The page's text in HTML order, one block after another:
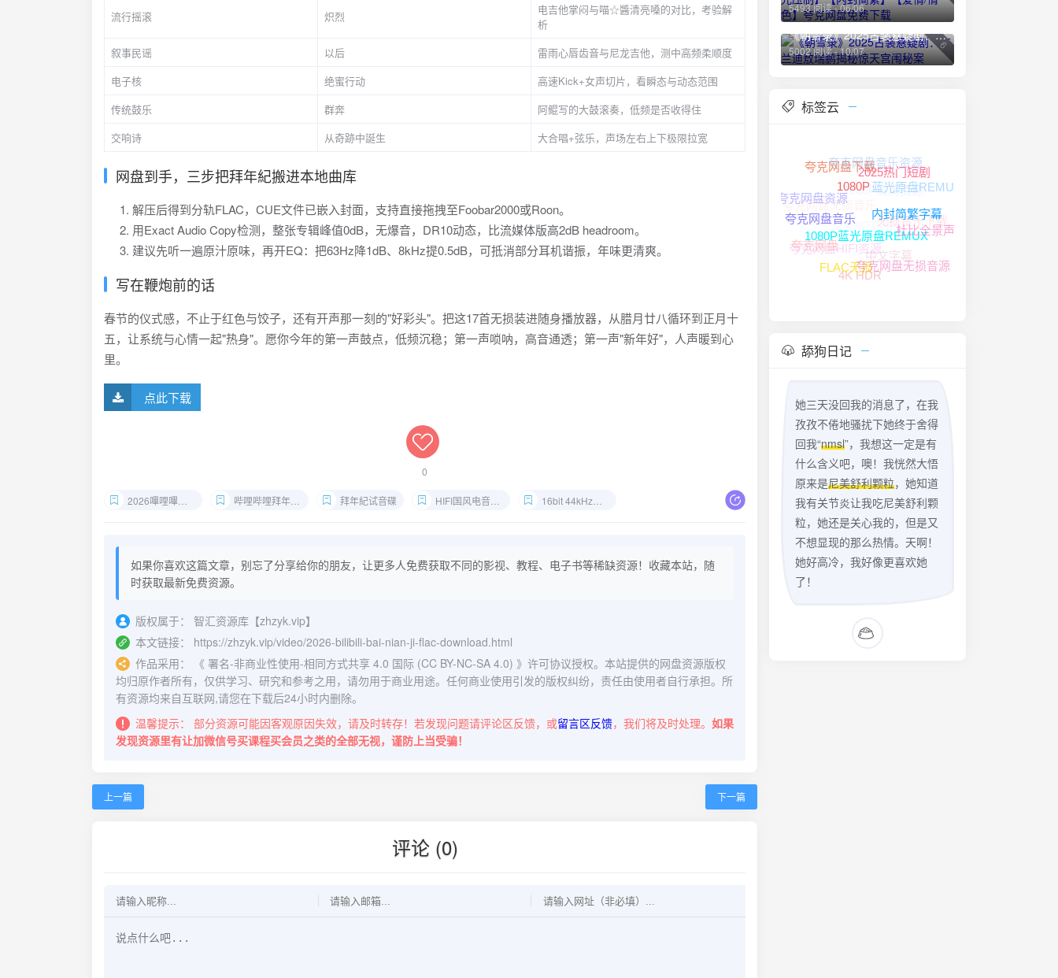
流行摇滚 炽烈
电吉他掌闷与喵☆醬清亮嗓的对比，考验解
析
叙事民谣
以后
雷雨心唇齿音与尼龙吉他，测中高频柔顺度
电子核
绝蜜行动
高速Kick+女声切片，看瞬态与动态范围
传统鼓乐
群奔
阿鲲写的大鼓滚奏，低频是否收得住
交响诗
从奇跡中誕生 大合唱+弦乐，声场左右上下极限拉宽
网盘到手，三步把拜年紀搬进本地曲库
解压后得到分轨FLAC，CUE文件已嵌入封面，支持直接拖拽至Foobar2000或Roon。
用Exact Audio Copy检测，整张专辑峰值0dB，无爆音，DR10动态，比流媒体版高2dB headroom。
建议先听一遍原汁原味，再开EQ：把63Hz降1dB、8kHz提0.5dB，可抵消部分耳机谐振，年味更清爽。
写在鞭炮前的话
春节的仪式感，不止于红色与饺子，还有开声那一刻的"好彩头"。把这17首无损装进随身播放器，从腊月廿八循环到正月十
五，让系统与心情一起"热身"。愿你今年的第一声鼓点，低频沉稳；第一声唢呐，高音通透；第一声"新年好"，人声暖到心
里。
点此下载
0
2026嗶哩嗶哩拜年紀FLAC下载 哔哩哔哩拜年紀无损音源 拜年紀试音碟 HIFI国风电音无损 16bit 44kHz春节音乐合集
如果你喜欢这篇文章，别忘了分享给你的朋友，让更多人免费获取不同的影视、教程、电子书等稀缺资源！收藏本站，随
时获取最新免费资源。
版权属于：
智汇资源库【zhzyk.vip】
本文链接：
https://zhzyk.vip/video/2026-bilibili-bai-nian-ji-flac-download.html
作品采用：
《 署名-非商业性使用-相同方式共享 4.0 国际 (CC BY-NC-SA 4.0) 》许可协议授权。本站提供的网盘资源版权
均归原作者所有，仅供学习、研究和参考之用，请勿用于商业用途。任何商业使用引发的版权纠纷，责任由使用者自行承担。所
有资源均来自互联网,请您在下载后24小时内删除。
温馨提示：
部分资源可能因客观原因失效，请及时转存！若发现问题请评论区反馈，或留言区反馈，我们将及时处理。 如果
发现资源里有让加微信号买课程买会员之类的全部无视，谨防上当受骗！
上一篇 下一篇
评论 (0)
5493 阅读 - 06/06
6
《朝雪录》2025古装悬疑剧：李兰迪敖瑞鹏揭秘惊天宫闱秘案
5002 阅读 - 10/07
标签云
夸克网盘无损音乐
夸克网盘资源
夸克网盘下载
夸克网盘音乐资源
1080P高清资源
1080P高清
夸克网盘HIFI资源
夸克网盘
夸克网盘音乐
2025热门短剧
蓝光原盘REMUX
无损音乐下载
中文字幕
4K HDR
FLAC无损
1080P蓝光原盘REMUX
内封简繁字幕
杜比全景声
夸克网盘无损音源
舔狗日记
她三天没回我的消息了，在我
孜孜不倦地骚扰下她终于舍得
回我“nmsl”，我想这一定是有
什么含义吧，噢！我恍然大悟
原来是尼美舒利颗粒，她知道
我有关节炎让我吃尼美舒利颗
粒，她还是关心我的，但是又
不想显现的那么热情。天啊！
她好高冷，我好像更喜欢她
了！